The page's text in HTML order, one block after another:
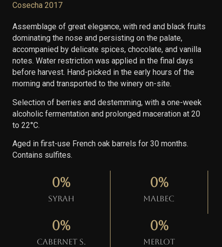
Cosecha 2017
Assemblage of great elegance, with red and black fruits
dominating the nose and persisting on the palate,
accompanied by delicate spices, chocolate, and vanilla
notes. Water restriction was applied in the final days
before harvest. Hand-picked in the early hours of the
morning and transported to the winery on-site.
Selection of berries and destemming, with a one-week
alcoholic fermentation and prolonged maceration at 20
to 22°C.
Aged in first-use French oak barrels for 30 months.
Contains sulfites.
Syrah
0%
Malbec
0%
Cabernet S.
0%
Merlot
0%